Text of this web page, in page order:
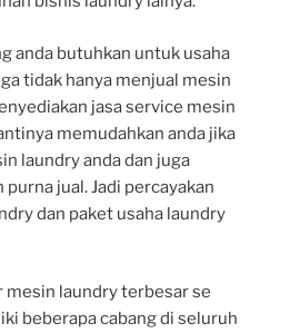
anda butuhkan untuk usaha
tidak hanya menjual mesin
jasa service mesin
memudahkan anda jika
laundry anda dan juga
jual. Jadi percayakan
dan paket usaha laundry
laundry terbesar se
beberapa cabang di seluruh